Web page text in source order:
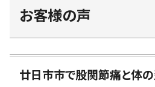
お客様の声
廿日市市で股関節痛と体